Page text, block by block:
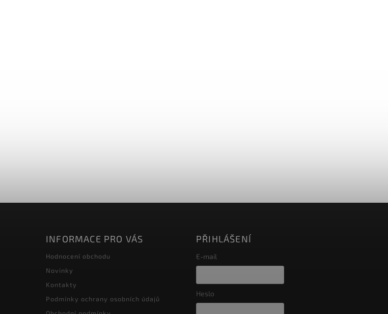
INFORMACE PRO VÁS
Hodnocení obchodu
Novinky
Kontakty
Podmínky ochrany osobních údajů
PŘIHLÁŠENÍ
E-mail
Heslo